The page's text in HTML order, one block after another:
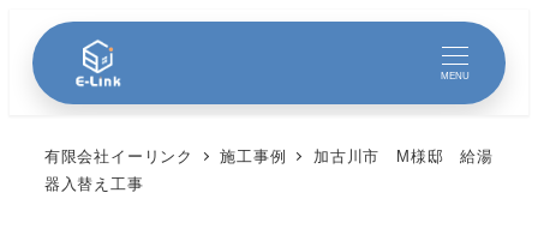
MENU
有限会社イーリンク 施工事例
加古川市 M様邸 給湯
器入替え工事